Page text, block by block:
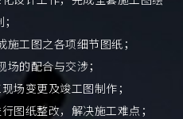
工图之各项细节图纸；
的配合与交涉；
场变更及竣工图制作；
图纸整改，解决施工难点；